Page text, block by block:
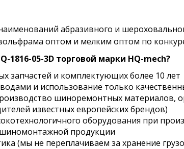
абразивного и
оптом и мелким оптом по
05-3D торговой марки HQ-mech?
запчастей и комплектующих более 10 лет
и использование только
шиноремонтных материалов,
известных европейских брендов)
оборудования при
продукции
(мы не переплачиваем за хранение